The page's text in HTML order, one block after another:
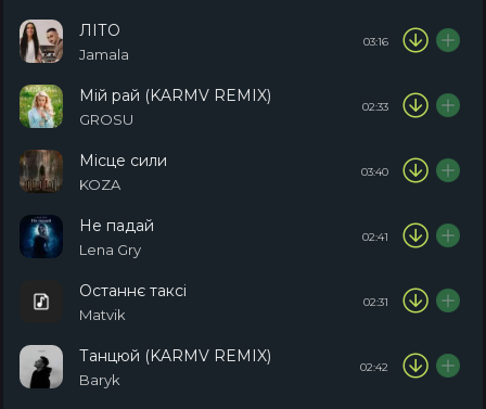
ЛІТО
Jamala
03:16
Мій рай (KARMV REMIX)
GROSU
02:33
Місце сили
KOZA
03:40
Не падай
Lena Gry
02:41
Останнє таксі
Matvik
02:31
Танцюй (KARMV REMIX)
Baryk
02:42